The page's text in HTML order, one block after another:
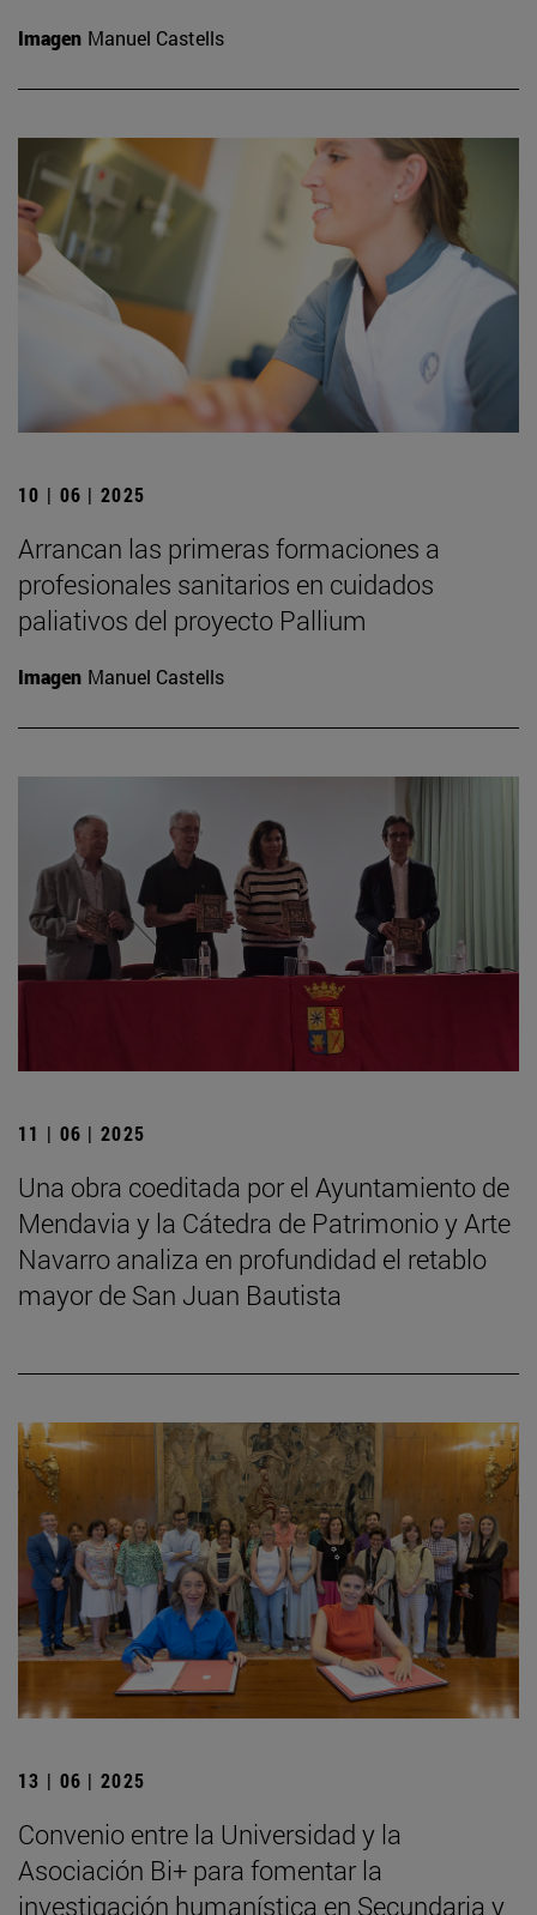
Imagen Manuel Castells
10 | 06 | 2025
Arrancan las primeras formaciones a
profesionales sanitarios en cuidados
paliativos del proyecto Pallium
Imagen Manuel Castells
11 | 06 | 2025
Una obra coeditada por el Ayuntamiento de
Mendavia y la Cátedra de Patrimonio y Arte
Navarro analiza en profundidad el retablo
mayor de San Juan Bautista
13 | 06 | 2025
Convenio entre la Universidad y la
Asociación Bi+ para fomentar la
investigación humanística en Secundaria y